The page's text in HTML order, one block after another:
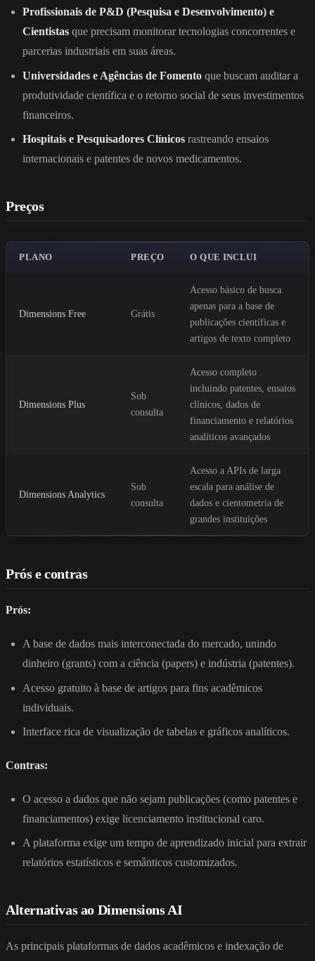
Profissionais de P&D (Pesquisa e Desenvolvimento) e
Cientistas que precisam monitorar tecnologias concorrentes e
parcerias industriais em suas áreas.
Universidades e Agências de Fomento que buscam auditar a
produtividade científica e o retorno social de seus investimentos
financeiros.
Hospitais e Pesquisadores Clínicos rastreando ensaios
internacionais e patentes de novos medicamentos.
Preços
PLANO PREÇO O QUE INCLUI
Dimensions Free Grátis
Acesso básico de busca
apenas para a base de
publicações científicas e
artigos de texto completo
Dimensions Plus
Sob
consulta
Acesso completo
incluindo patentes, ensaios
clínicos, dados de
financiamento e relatórios
analíticos avançados
Dimensions Analytics
Sob
consulta
Acesso a APIs de larga
escala para análise de
dados e cientometria de
grandes instituições
Prós e contras
Prós:
A base de dados mais interconectada do mercado, unindo
dinheiro (grants) com a ciência (papers) e indústria (patentes).
Acesso gratuito à base de artigos para fins acadêmicos
individuais.
Interface rica de visualização de tabelas e gráficos analíticos.
Contras:
O acesso a dados que não sejam publicações (como patentes e
financiamentos) exige licenciamento institucional caro.
A plataforma exige um tempo de aprendizado inicial para extrair
relatórios estatísticos e semânticos customizados.
Alternativas ao Dimensions AI
As principais plataformas de dados acadêmicos e indexação de